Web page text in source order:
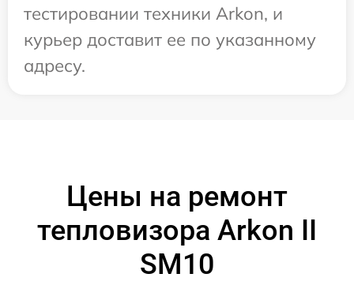
тестировании техники Arkon, и
курьер доставит ее по указанному
адресу.
Цены на ремонт
тепловизора Arkon II
SM10